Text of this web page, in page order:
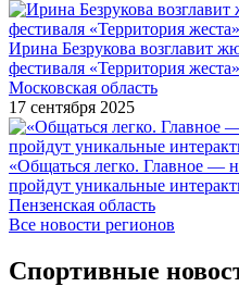
Ирина Безрукова возглавит
фестиваля «Территория жеста»
Московская область
17 сентября 2025
«Общаться легко. Главное —
пройдут уникальные
Пензенская область
Все новости регионов
Спортивные